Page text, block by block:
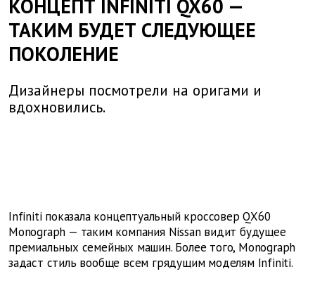
КОНЦЕПТ INFINITI QX60 —
ТАКИМ БУДЕТ СЛЕДУЮЩЕЕ
ПОКОЛЕНИЕ
Дизайнеры посмотрели на оригами и
вдохновились.
Infiniti показала концептуальный кроссовер QX60
Monograph — таким компания Nissan видит будущее
премиальных семейных машин. Более того, Monograph
задаст стиль вообще всем грядущим моделям Infiniti.